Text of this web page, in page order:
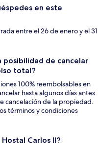
en este
entre el 26 de enero y el 31
posibilidad de cancelar
total?
100% reembolsables en
hasta algunos días antes
cancelación de la propiedad.
términos y condiciones
Carlos II?